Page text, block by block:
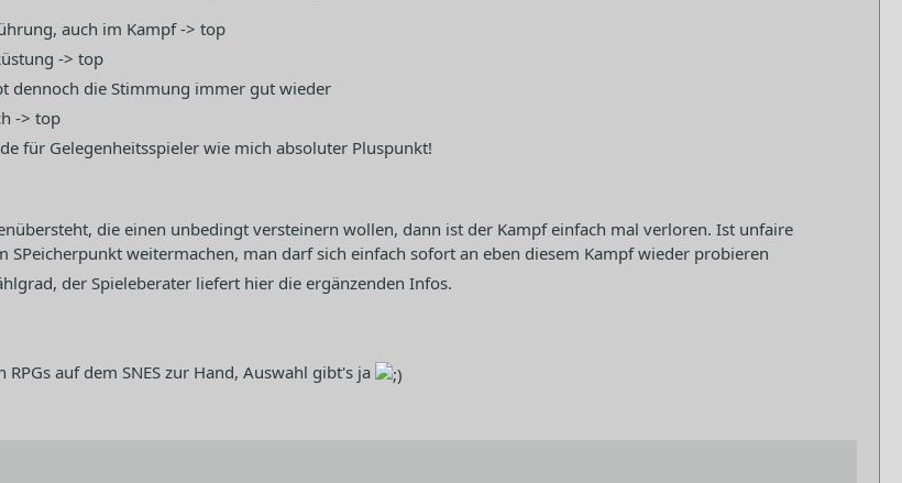
auch im Kampf -> top
-> top
dennoch die Stimmung immer gut wieder
-> top
für Gelegenheitsspieler wie mich absoluter Pluspunkt!
die einen unbedingt versteinern wollen, dann ist der Kampf einfach mal verloren. Ist unfaire
SPeicherpunkt weitermachen, man darf sich einfach sofort an eben diesem Kampf wieder probieren
der Spieleberater liefert hier die ergänzenden Infos.
auf dem SNES zur Hand, Auswahl gibt's ja